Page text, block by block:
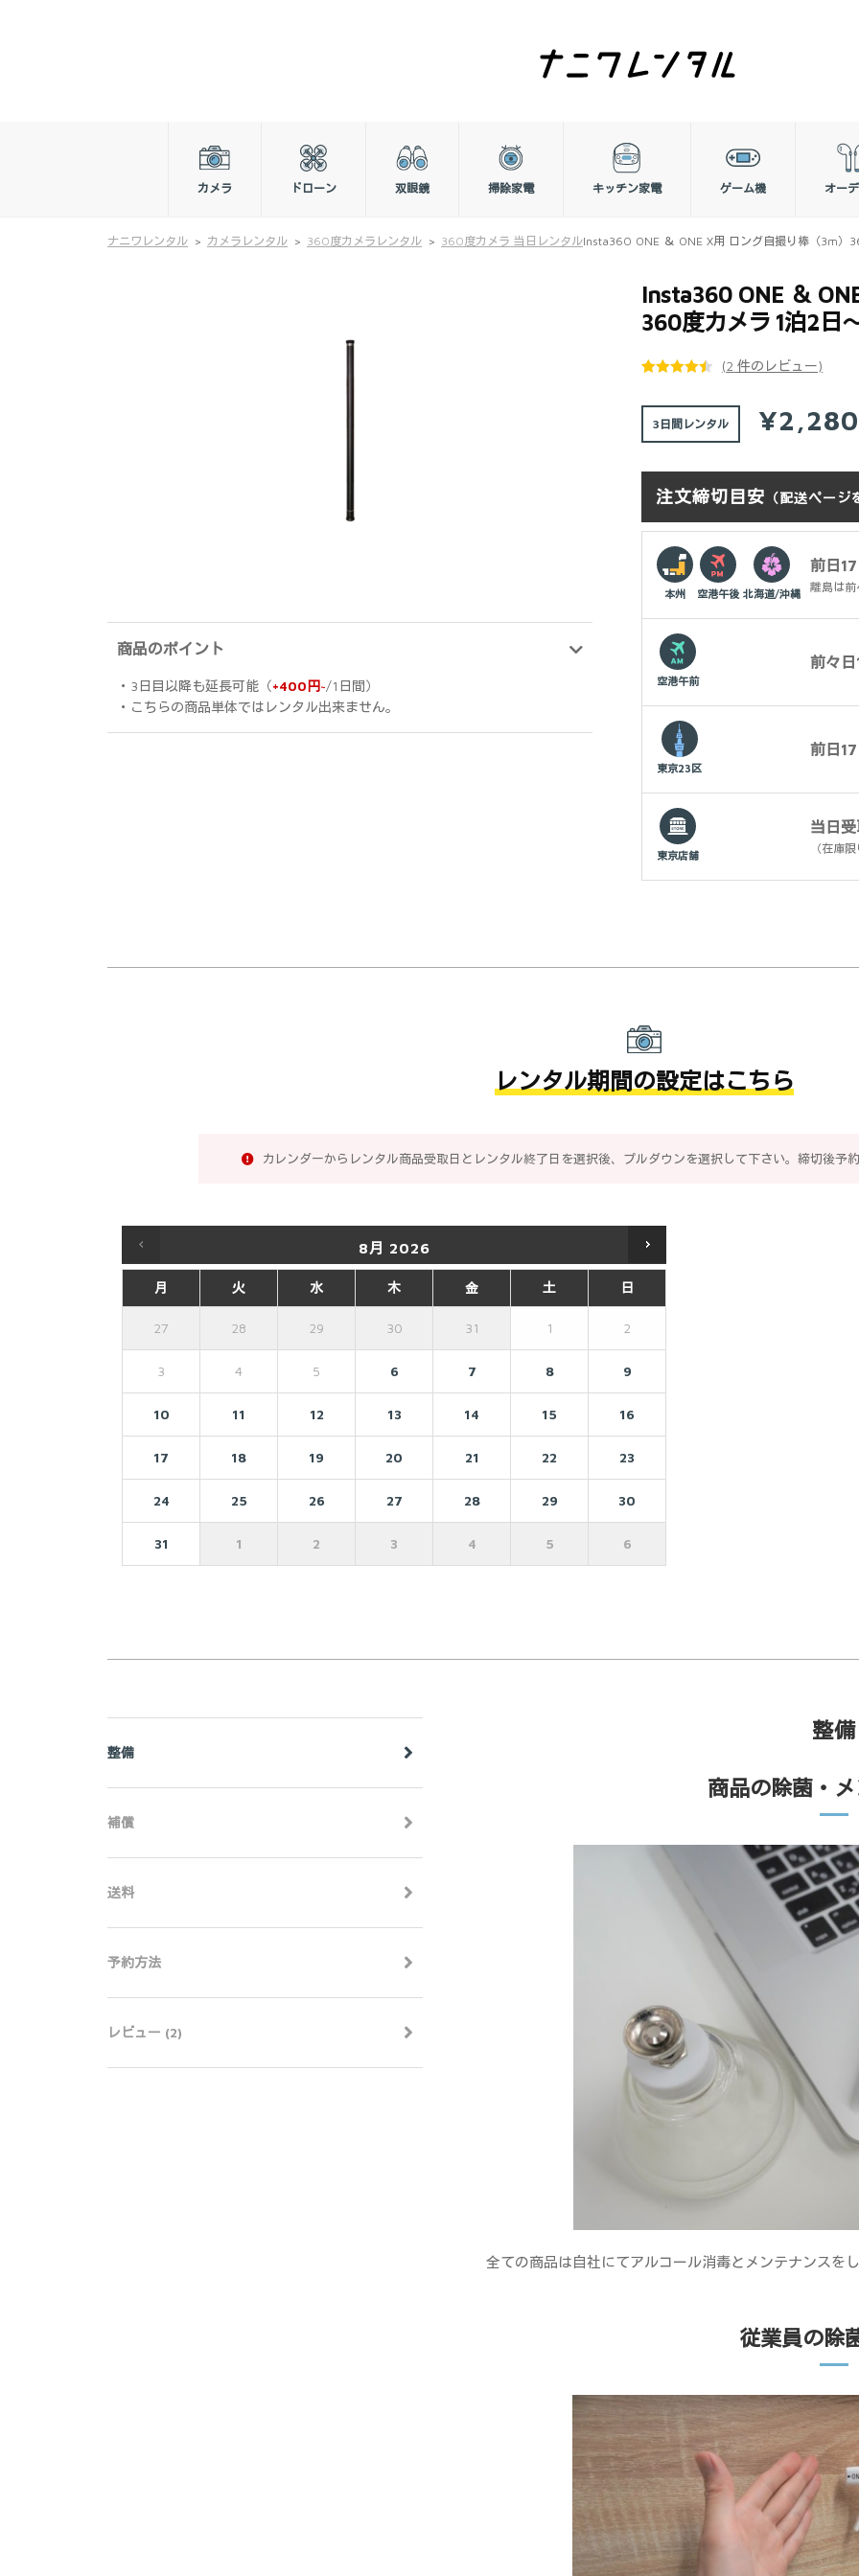
カメラ ドローン 双眼鏡 掃除家電 キッチン家電 ゲーム機 オー
ナニワレンタル カメラレンタル 360度カメラレンタル 360度カメラ 当日レンタルInsta360 ONE ＆ ONE X用 ロング自撮り棒（3m）
Insta360 ONE ＆
360度カメラ 1泊2日
者評価に
基づく5段
うち、
4.50点
(2 件のレビュー)
3日間
注文締切目安 （配送ページ
本州 空港午後 北海道/沖縄
前日
離島は
空港午前
前々
東京23区
前日
東京店舗
当日
（在庫
商品のポイント
・3日目以降も延長可能（+400円~/1日間）
・こちらの商品単体ではレンタル出来ません。
レンタル期間の設定はこちら
カレンダーからレンタル商品受取日とレンタル終了日を選択後、プルダウンを選択して下さい。締切後予
8月 2026
月 火 水 木 金 土 日
27 28 29 30 31 1 2
3 4 5 6 7 8 9
10 11 12 13 14 15 16
17 18 19 20 21 22 23
24 25 26 27 28 29 30
31 1 2 3 4 5 6
整備
補償
送料
予約方法
レビュー (2)
整備
商品の除菌・
全ての商品は自社にてアルコール消毒とメンテナンスを
従業員の除